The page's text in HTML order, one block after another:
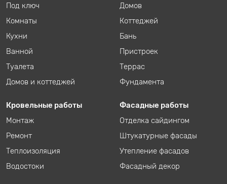
Под ключ
Комнаты
Кухни
Ванной
Туалета
Домов и коттеджей
Домов
Коттеджей
Бань
Пристроек
Террас
Фундамента
Кровельные работы
Монтаж
Ремонт
Теплоизоляция
Водостоки
Фасадные работы
Отделка сайдингом
Штукатурные фасады
Утепление фасадов
Фасадный декор